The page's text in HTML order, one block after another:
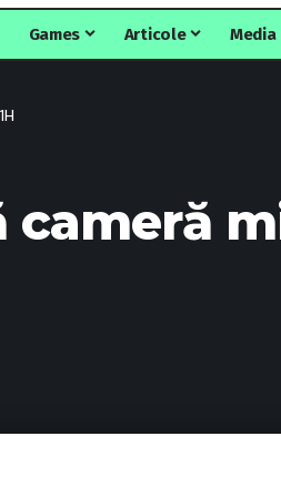
Games Articole Media
cameră